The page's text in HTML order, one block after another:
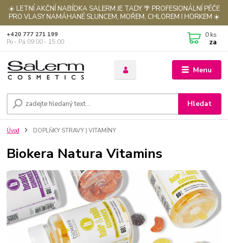
☀️ LETNÍ AKČNÍ NABÍDKA SALERM JE TADY 🌴 PROFESIONÁLNÍ PÉČE
PRO VLASY NAMÁHANÉ SLUNCEM, MOŘEM, CHLOREM I HORKEM ☀️
Menu
Hledat
+420 777 271 199
Po - Pá 09:00 - 15:00
0 ks
za
Úvod DOPLŇKY STRAVY | VITAMÍNY
Biokera Natura Vitamins